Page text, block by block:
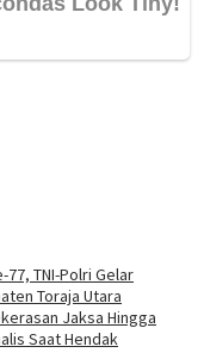
77, TNI-Polri Gelar
Toraja Utara
Jaksa Hingga
Saat Hendak